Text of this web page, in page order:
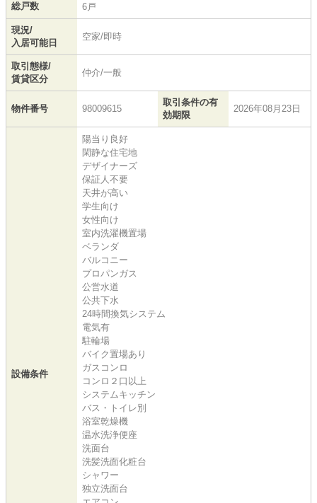
総戸数 6戸
現況/
入居可能日
空家/即時
取引態様/
賃貸区分
仲介/一般
物件番号 98009615
取引条件の有
効期限
2026年08月23日
設備条件
陽当り良好
閑静な住宅地
デザイナーズ
保証人不要
天井が高い
学生向け
女性向け
室内洗濯機置場
ベランダ
バルコニー
プロパンガス
公営水道
公共下水
24時間換気システム
電気有
駐輪場
バイク置場あり
ガスコンロ
コンロ２口以上
システムキッチン
バス・トイレ別
浴室乾燥機
温水洗浄便座
洗面台
洗髪洗面化粧台
シャワー
独立洗面台